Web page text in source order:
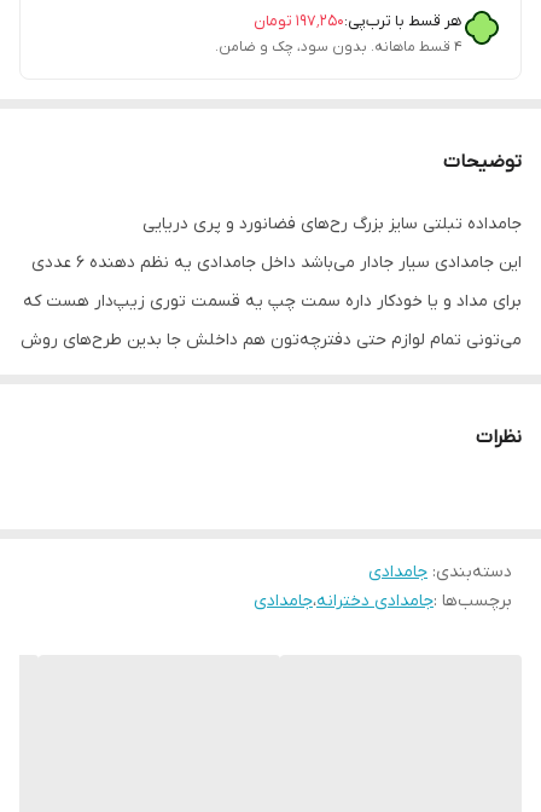
هر قسط با ترب‌پی:۱۹۷٬۲۵۰ تومان
۴ قسط ماهانه. بدون سود، چک و ضامن.
توضیحات
جامداده تبلتی سایز بزرگ رح‌های فضانورد و پری دریایی
این جامدادی سیار جادار می‌باشد داخل جامدادی یه نظم دهنده ۶ عددی
برای مداد و یا خودکار داره سمت چپ یه قسمت توری زیپ‌دار هست که
می‌تونی تمام لوازم حتی دفترچه‌تون هم داخلش جا بدین طرح‌های روش
نظرات
دسته‌بندی: جامدادی
برچسب‌ها :جامدادی دخترانه،جامدادی